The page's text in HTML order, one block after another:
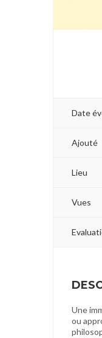
Date
Ajouté
Lieu
Vues
Une
ou